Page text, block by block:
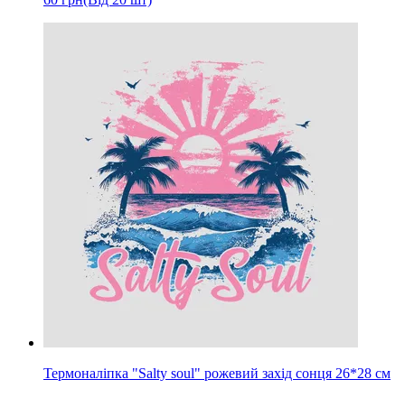
Термоналіпка "Salty soul" рожевий захід сонця 26*28 см